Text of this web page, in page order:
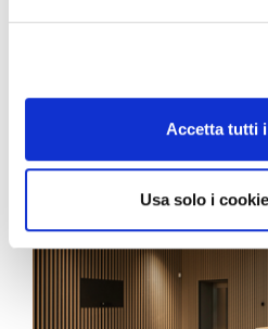
Accetta tutti
Usa solo i